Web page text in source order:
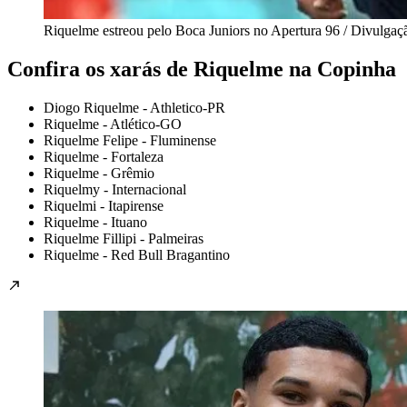
Riquelme estreou pelo Boca Juniors no Apertura 96 /
Confira os xarás de Riquelme na Copinha
Diogo Riquelme - Athletico-PR
Riquelme - Atlético-GO
Riquelme Felipe - Fluminense
Riquelme - Fortaleza
Riquelme - Grêmio
Riquelmy - Internacional
Riquelmi - Itapirense
Riquelme - Ituano
Riquelme Fillipi - Palmeiras
Riquelme - Red Bull Bragantino